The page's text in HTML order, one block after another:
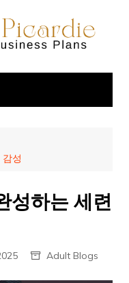
성
성하는 세련
Adult Blogs